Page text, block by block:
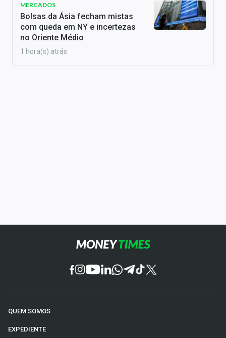
MERCADOS
Bolsas da Ásia fecham mistas
com queda em NY e incertezas
no Oriente Médio
1 hora(s) atrás
QUEM SOMOS
EXPEDIENTE